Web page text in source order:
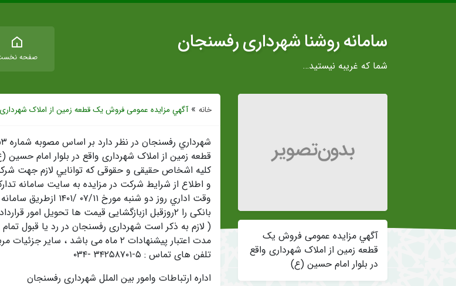
سامانه روشنا شهرداری رفسنجان
شما که غریبه نیستید…
صفحه
آگهي مزایده عمومی فروش یک
قطعه زمین از املاک شهرداری واقع
در بلوار امام حسین (ع)
خانه »آگهي مزایده عمومی فروش یک قطعه زمین از املاک
کلیه اشخاص حقیقی و حقوقی که توانايي لازم جهت
و اطلاع از شرايط شركت در مزایده به سایت سامانه
وقت اداري روز دو
بانکی را ۲روزقبل ازبازگشایی قیمت ها تحویل امور قراردادهای شهرداری مرکزی نمایند.
( لازم به ذکر است شهرداری رفسنجان در رد یا قبول
مدت اعتبار پیشنهادات ۲ ماه می باشد ، سایر جزئیات مربوطه در اسناد مزایده درج شده است.
تلفن های تماس : ۵-۳۴۲۵۸۷۰۱ -۰۳۴
اداره ارتباطات وامور بین الملل شهرداری رفسنجان